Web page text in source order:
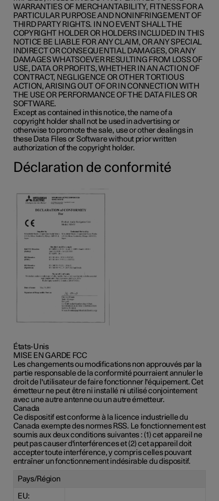
WARRANTIES OF MERCHANTABILITY, FITNESS FOR A
PARTICULAR PURPOSE AND NONINFRINGEMENT OF
THIRD PARTY RIGHTS. IN NO EVENT SHALL THE
COPYRIGHT HOLDER OR HOLDERS INCLUDED IN THIS
NOTICE BE LIABLE FOR ANY CLAIM, OR ANY SPECIAL
INDIRECT OR CONSEQUENTIAL DAMAGES, OR ANY
DAMAGES WHATSOEVER RESULTING FROM LOSS OF
USE, DATA OR PROFITS, WHETHER IN AN ACTION OF
CONTRACT, NEGLIGENCE OR OTHER TORTIOUS
ACTION, ARISING OUT OF OR IN CONNECTION WITH
THE USE OR PERFORMANCE OF THE DATA FILES OR
SOFTWARE.
Except as contained in this notice, the name of a
copyright holder shall not be used in advertising or
otherwise to promote the sale, use or other dealings in
these Data Files or Software without prior written
authorization of the copyright holder.
Déclaration de conformité
États-Unis
MISE EN GARDE FCC
Les changements ou modifications non approuvés par la
partie responsable de la conformité pourraient annuler le
droit de l'utilisateur de faire fonctionner l'équipement. Cet
émetteur ne peut être ni installé ni utilisé conjointement
avec une autre antenne ou un autre émetteur.
Canada
Ce dispositif est conforme à la licence industrielle du
Canada exempte des normes RSS. Le fonctionnement est
soumis aux deux conditions suivantes : (1) cet appareil ne
peut pas causer d'interférences et (2) cet appareil doit
accepter toute interférence, y compris celles pouvant
entraîner un fonctionnement indésirable du dispositif.
Pays/Région
EU: